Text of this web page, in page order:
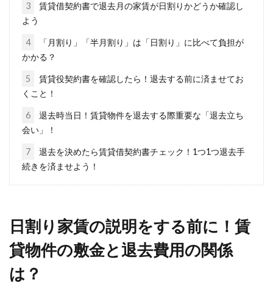
1DKのアパートで一人暮らし！家賃
になるのが家賃相場ではないでしょうか。相場
毎月の家賃は口座振替が便利！退去
いをしな...
3
賃貸借契約書で退去月の家賃が日割りかどうか確認し
よう
4
「月割り」「半月割り」は「日割り」に比べて負担が
かかる？
5
賃貸役契約書を確認したら！退去する前に済ませてお
くこと！
6
退去時当日！賃貸物件を退去する際重要な「退去立ち
会い」！
7
退去を決めたら賃貸借契約書チェック！1つ1つ退去手
続きを済ませよう！
日割り家賃の説明をする前に！賃
貸物件の敷金と退去費用の関係
は？